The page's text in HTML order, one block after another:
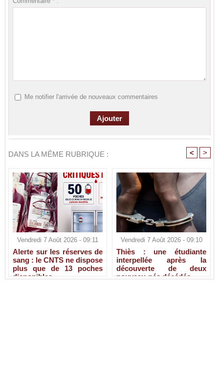
Me notifier l'arrivée de nouveaux commentaires
DANS LA MÊME RUBRIQUE : < >
Vendredi 7 Août 2026 - 09:11
Alerte sur les réserves de
sang : le CNTS ne dispose
plus que de 13 poches
disponibles
Vendredi 7 Août 2026 - 09:10
Thiès : une étudiante
interpellée après la
découverte de deux
nouveau-nés décédés